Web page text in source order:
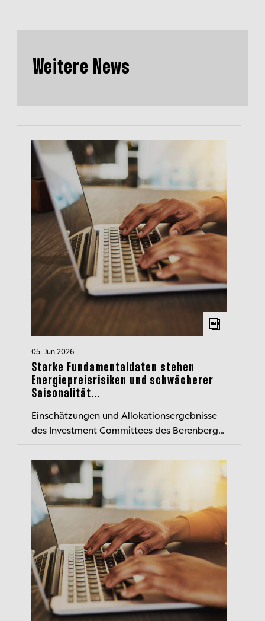
Weitere News
05. Jun 2026
Starke Fundamentaldaten stehen
Energiepreisrisiken und schwächerer
Saisonalität...
Einschätzungen und Allokationsergebnisse
des Investment Committees des Berenberg
zusammengefasst – der transparente
Einblick...